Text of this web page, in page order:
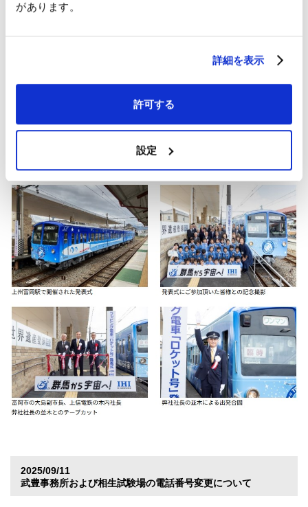
があります。
詳細を表示
許可する
設定
要な交通インフラです。高崎駅は当社の連絡バス発着駅であり、
域の皆さまにとって未来への希望を乗せて進む象徴となることを
じて、地域社会の発展に貢献し、皆さまに誇りを持っていただけ
る企業を目指してまいります。 今後とも、地域社会、地元行政、
取引先企業の皆さまとともに、より良い未来に向かって事業推進
2025/09/11
武豊事務所および相生試験場の電話番号変更について